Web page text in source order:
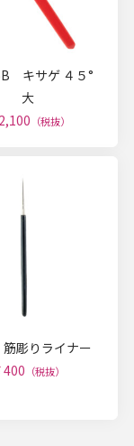
キサゲ ４５°
大
（税抜）
彫りライナー
400 （税抜）